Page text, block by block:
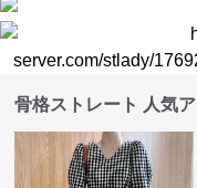
骨格ストレート 人気